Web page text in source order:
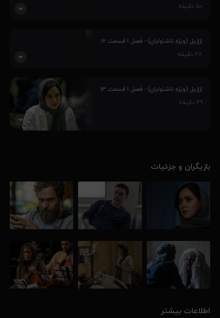
۵۰ دقیقه
دکتر متین برای ارائه توضیحات مربوط به پرونده شوکا به اداره آگاهی
احضار می شود و...
ازازیل (ویژه ناشنوایان) - فصل ۱ قسمت ۱۲
۴۸ دقیقه
در پی ربوده شدن شوکا، پلیس به سرعت ساختمان را محاصره می کند و
به دنبال ردی از پرویز می گردد. امیر با سرنخ هایی که به دست آورده به
سراغ رویا می رود، اما...
ازازیل (ویژه ناشنوایان) - فصل ۱ قسمت ۱۳
۴۹ دقیقه
بازیگران و جزئیات
اطلاعات بیشتر